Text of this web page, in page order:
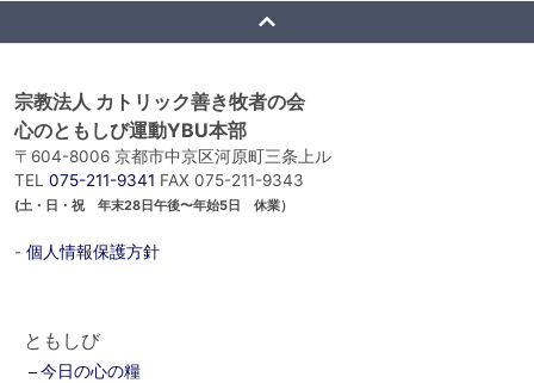
宗教法人 カトリック善き牧者の会
心のともしび運動YBU本部
〒604-8006 京都市中京区河原町三条上ル
TEL 075-211-9341 FAX 075-211-9343
(土・日・祝 年末28日午後〜年始5日 休業）
- 個人情報保護方針
ともしび
今日の心の糧